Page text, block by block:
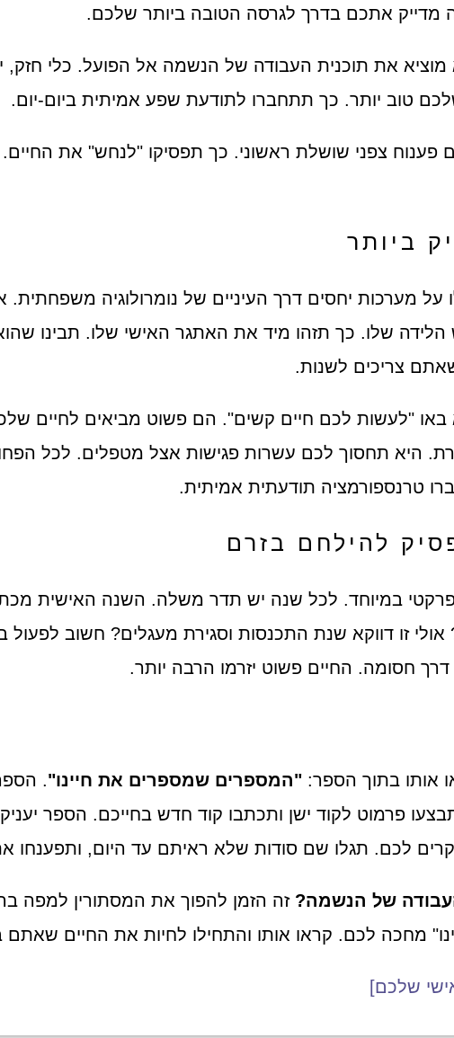
מדייק אתכם בדרך לגרסה הטובה ביותר שלכם.
את תוכנית העבודה של הנשמה אל הפועל. כלי חזק,
טוב יותר. כך תתחברו לתודעת שפע אמיתית ביום-יום.
צפני שושלת ראשוני. כך תפסיקו "לנחש" את החיים.
ביותר
מערכות יחסים דרך העיניים של נומרולוגיה משפחתית.
שלו. כך תזהו מיד את האתגר האישי שלו. תבינו
צריכים לשנות.
"לעשות לכם חיים קשים". הם פשוט מביאים לחיים
היא תחסוך לכם עשרות פגישות אצל מטפלים. לכל
טרנספורמציה תודעתית אמיתית.
להילחם בזרם
פרקטי במיוחד. לכל שנה יש תדר משלה. השנה האישית
זו דווקא שנת התכנסות וסגירת מעגלים? חשוב לפעול
חסומה. החיים פשוט יזרמו הרבה יותר.
אותו בתוך הספר: "המספרים שמספרים את חיינו".
פרמוט לקוד ישן ותכתבו קוד חדש בחייכם. הספר
לכם. תגלו שם סודות שלא ראיתם עד היום, ותפענחו
של הנשמה? זה הזמן להפוך את המסתורין למפה
מחכה לכם. קראו אותו והתחילו לחיות את החיים שאתם
שלכם]